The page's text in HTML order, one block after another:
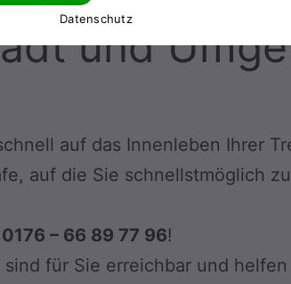
und
auf das Innenleben Ihrer
auf die Sie schnellstmöglich
0176 – 66 89 77 96!
für Sie erreichbar und
Datenschutz